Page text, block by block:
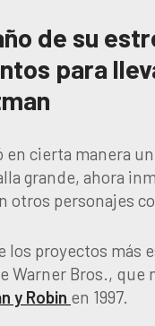
de su
para
en cierta manera
grande, ahora
otros personajes
los proyectos más
Warner Bros.,
y Robin en 1997.